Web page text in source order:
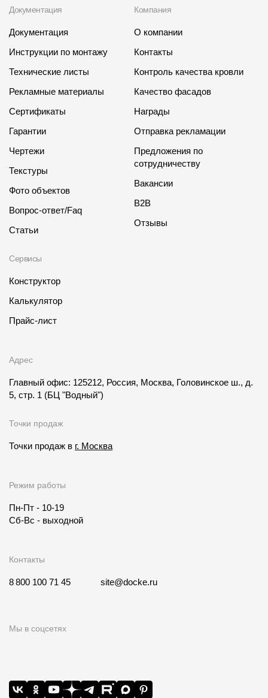
Документация
Документация
Инструкции по монтажу
Технические листы
Рекламные материалы
Сертификаты
Гарантии
Чертежи
Текстуры
Фото объектов
Вопрос-ответ/Faq
Статьи
Сервисы
Конструктор
Калькулятор
Прайс-лист
Компания
О компании
Контакты
Контроль качества кровли
Качество фасадов
Награды
Отправка рекламации
Предложения по
сотрудничеству
Вакансии
B2B
Отзывы
Адрес
Главный офис: 125212, Россия, Москва, Головинское ш., д.
5, стр. 1 (БЦ "Водный")
Точки продаж
Точки продаж в г. Москва
Режим работы
Пн-Пт - 10-19
Сб-Вс - выходной
Контакты
8 800 100 71 45 site@docke.ru
Мы в соцсетях